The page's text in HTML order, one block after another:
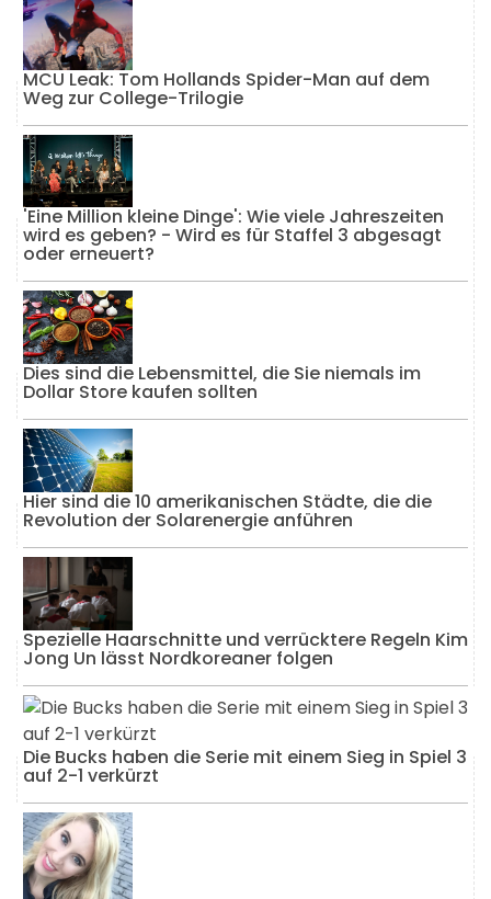
MCU Leak: Tom Hollands Spider-Man auf dem
Weg zur College-Trilogie
'Eine Million kleine Dinge': Wie viele Jahreszeiten
wird es geben? - Wird es für Staffel 3 abgesagt
oder erneuert?
Dies sind die Lebensmittel, die Sie niemals im
Dollar Store kaufen sollten
Hier sind die 10 amerikanischen Städte, die die
Revolution der Solarenergie anführen
Spezielle Haarschnitte und verrücktere Regeln Kim
Jong Un lässt Nordkoreaner folgen
Die Bucks haben die Serie mit einem Sieg in Spiel 3
auf 2-1 verkürzt